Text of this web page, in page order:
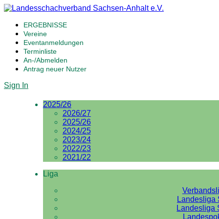
ERGEBNISSE
Vereine
Eventanmeldungen
Terminliste
An-/Abmelden
Antrag neuer Nutzer
Sign In
2025/26
2026/27
2025/26
2024/25
2023/24
2022/23
2021/22
Liga
Landesliga
Landesliga